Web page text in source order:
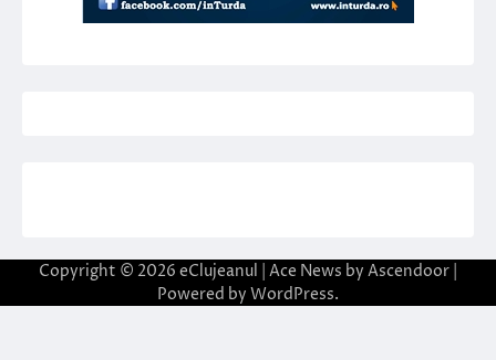
Copyright © 2026 eClujeanul | Ace News by Ascendoor
Powered by WordPress.